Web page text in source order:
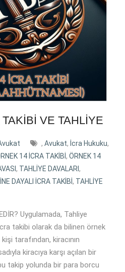
VE TAHLİYE
, Avukat, İcra Hukuku,
14 İCRA TAKİBİ , ÖRNEK 14
, TAHLİYE DAVALARI ,
DAYALI İCRA TAKİBİ , TAHLİYE
Uygulamada, Tahliye
takibi olarak da bilinen örnek
tarafından, kiracının
kiracıya karşı açılan bir
takip yolunda bir para borcu